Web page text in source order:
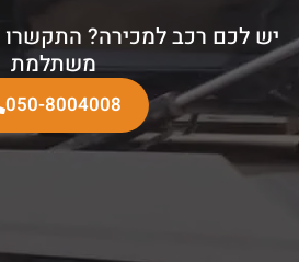
יש לכם רכב למכירה?
משתלמת
050-8004008